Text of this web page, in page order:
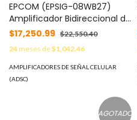
EPCOM (EPSIG-08WB27)
Amplificador Bidireccional de
Celular 850 MHz, 824 - 894
MHz MOD: CR-SIG08WB-27
$17,250.99 $22,550.40
24meses de$1,042.46
AMPLIFICADORES DE SEÑAL CELULAR
(ADSC)
AGOTADO